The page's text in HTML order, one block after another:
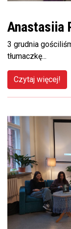
Anastasiia
3 grudnia
tłumaczkę...
Czytaj więcej!